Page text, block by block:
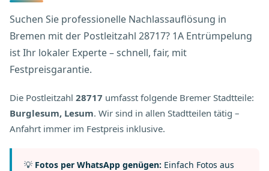
Suchen Sie professionelle Nachlassauflösung in
Bremen mit der Postleitzahl 28717? 1A Entrümpelung
ist Ihr lokaler Experte – schnell, fair, mit
Festpreisgarantie.
Die Postleitzahl 28717 umfasst folgende Bremer Stadtteile:
Burglesum, Lesum. Wir sind in allen Stadtteilen tätig –
Anfahrt immer im Festpreis inklusive.
💡 Fotos per WhatsApp genügen: Einfach Fotos aus